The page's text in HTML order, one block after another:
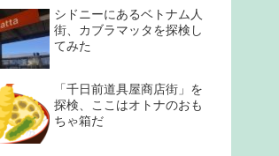
シドニーにあるベトナム人
街、カブラマッタを探検し
てみた
「千日前道具屋商店街」を
探検、ここはオトナのおも
ちゃ箱だ